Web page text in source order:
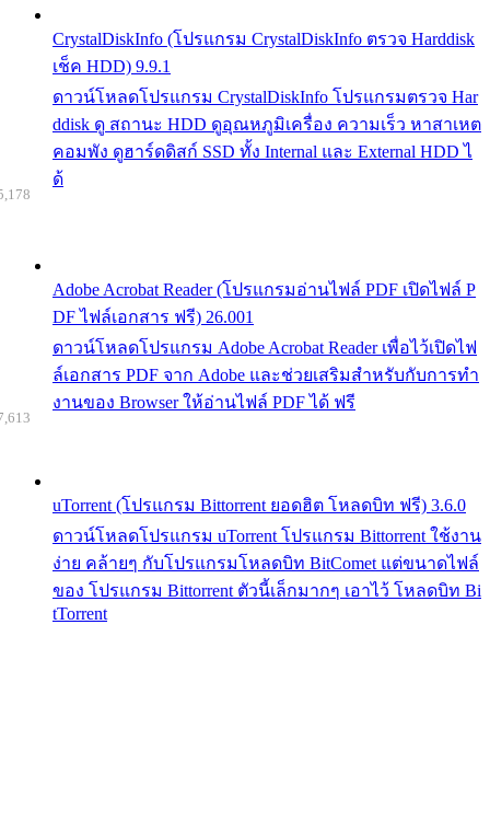
CrystalDiskInfo (โปรแกรม CrystalDiskInfo ตรวจ Harddisk
เช็ค HDD) 9.9.1
ดาวน์โหลดโปรแกรม CrystalDiskInfo โปรแกรมตรวจ Har
ddisk ดู สถานะ HDD ดูอุณหภูมิเครื่อง ความเร็ว หาสาเหต
คอมพัง ดูฮาร์ดดิสก์ SSD ทั้ง Internal และ External HDD ไ
ด้
Adobe Acrobat Reader (โปรแกรมอ่านไฟล์ PDF เปิดไฟล์ P
DF ไฟล์เอกสาร ฟรี) 26.001
ดาวน์โหลดโปรแกรม Adobe Acrobat Reader เพื่อไว้เปิดไฟ
ล์เอกสาร PDF จาก Adobe และช่วยเสริมสำหรับกับการทำ
งานของ Browser ให้อ่านไฟล์ PDF ได้ ฟรี
uTorrent (โปรแกรม Bittorrent ยอดฮิต โหลดบิท ฟรี) 3.6.0
ดาวน์โหลดโปรแกรม uTorrent โปรแกรม Bittorrent ใช้งาน
ง่าย คล้ายๆ กับโปรแกรมโหลดบิท BitComet แต่ขนาดไฟล์
ของ โปรแกรม Bittorrent ตัวนี้เล็กมากๆ เอาไว้ โหลดบิท Bi
tTorrent